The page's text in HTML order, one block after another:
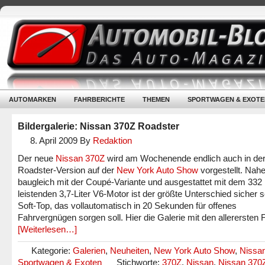
AUTOMARKEN FAHRBERICHTE THEMEN SPORTWAGEN &
Bildergalerie: Nissan 370Z Roadster
8. April 2009 By Redaktion
Der neue Nissan 370Z wird am Wochenende endlich auch in der
Roadster-Version auf der New York Auto Show vorgestellt.
baugleich mit der Coupé-Variante und ausgestattet mit dem 332
leistenden 3,7-Liter V6-Motor ist der größte Unterschied sicher
Soft-Top, das vollautomatisch in 20 Sekunden für offenes
Fahrvergnügen sorgen soll. Hier die Galerie mit den allerersten
[Weiterlesen…]
Kategorie: Galerien, Neuheiten, New York Auto Show,
Sportwagen & Exoten
Stichworte: 370Z, Nissan, Nissan